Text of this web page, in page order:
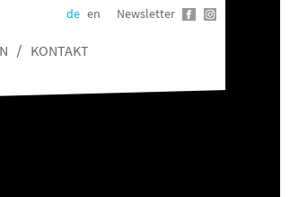
Newsletter
de en
KONTAKT